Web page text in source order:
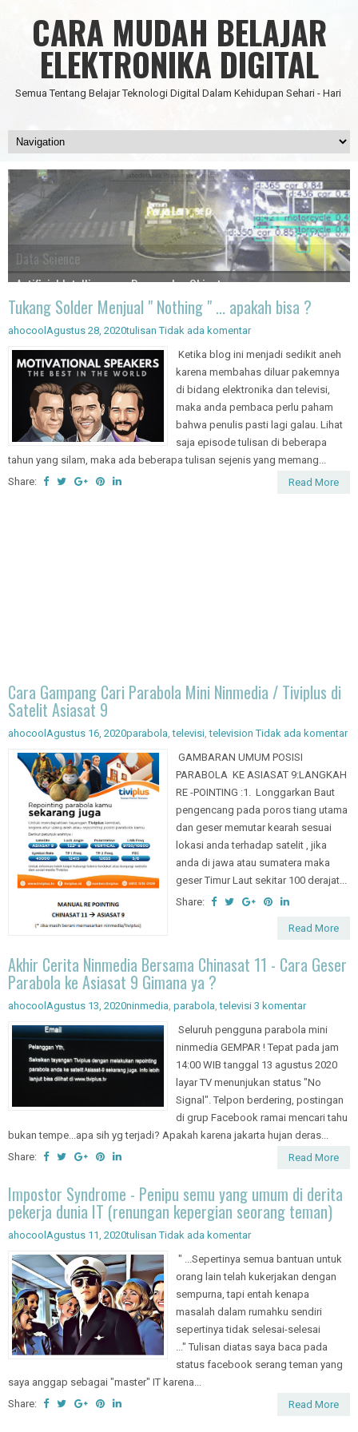
CARA MUDAH BELAJAR
ELEKTRONIKA DIGITAL
Semua Tentang Belajar Teknologi Digital Dalam Kehidupan Sehari - Hari
IC Timer 555 yang Multifungsi
Data Science
Artificial Intelligence - Pengenalan Object
JAM DIGITAL 6 DIGIT TANPA MICRO FULL CMOS
Node Red - Kontrol Industri 4.0
Tukang Solder Menjual " Nothing " ... apakah bisa ?
ahocoolAgustus 28, 2020tulisan Tidak ada komentar
Ketika blog ini menjadi sedikit aneh
karena membahas diluar pakemnya
di bidang elektronika dan televisi,
maka anda pembaca perlu paham
bahwa penulis pasti lagi galau. Lihat
saja episode tulisan di beberapa
tahun yang silam, maka ada beberapa tulisan sejenis yang memang...
Cara Gampang Cari Parabola Mini Ninmedia / Tiviplus di
Satelit Asiasat 9
ahocoolAgustus 16, 2020parabola televisi, television Tidak ada komentar
GAMBARAN UMUM POSISI
PARABOLA KE ASIASAT 9:LANGKAH
RE -POINTING :1. Longgarkan Baut
pengencang pada poros tiang utama
dan geser memutar kearah sesuai
lokasi anda terhadap satelit , jika
anda di jawa atau sumatera maka
geser Timur Laut sekitar 100 derajat...
Akhir Cerita Ninmedia Bersama Chinasat 11 - Cara Geser
Parabola ke Asiasat 9 Gimana ya ?
ahocoolAgustus 13, 2020ninmedia parabola
3 komentar
Seluruh pengguna parabola mini
ninmedia GEMPAR ! Tepat pada jam
14:00 WIB tanggal 13 agustus 2020
layar TV menunjukan status "No
Signal". Telpon berdering, postingan
di grup Facebook ramai mencari tahu
bukan tempe...apa sih yg terjadi? Apakah karena jakarta hujan deras...
Impostor Syndrome - Penipu semu yang umum di derita
pekerja dunia IT (renungan kepergian seorang teman)
ahocoolAgustus 11, 2020 tulisan Tidak ada komentar
" ...Sepertinya semua bantuan untuk
orang lain telah kukerjakan dengan
sempurna, tapi entah kenapa
masalah dalam rumahku sendiri
sepertinya tidak selesai-selesai
..." Tulisan diatas saya baca pada
status facebook serang teman yang
saya anggap sebagai "master" IT karena...